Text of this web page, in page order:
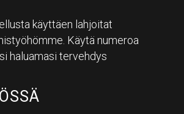
käyttäen lahjoitat
Käytä numeroa
haluamasi tervehdys